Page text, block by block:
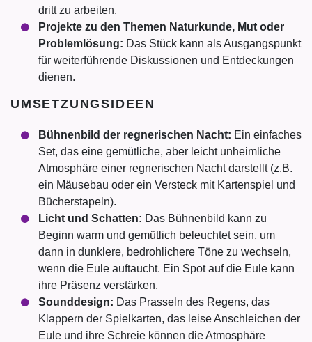
dritt zu arbeiten.
Projekte zu den Themen Naturkunde, Mut oder
Problemlösung: Das Stück kann als Ausgangspunkt
für weiterführende Diskussionen und Entdeckungen
dienen.
UMSETZUNGSIDEEN
Bühnenbild der regnerischen Nacht: Ein einfaches
Set, das eine gemütliche, aber leicht unheimliche
Atmosphäre einer regnerischen Nacht darstellt (z.B.
ein Mäusebau oder ein Versteck mit Kartenspiel und
Bücherstapeln).
Licht und Schatten: Das Bühnenbild kann zu
Beginn warm und gemütlich beleuchtet sein, um
dann in dunklere, bedrohlichere Töne zu wechseln,
wenn die Eule auftaucht. Ein Spot auf die Eule kann
ihre Präsenz verstärken.
Sounddesign: Das Prasseln des Regens, das
Klappern der Spielkarten, das leise Anschleichen der
Eule und ihre Schreie können die Atmosphäre